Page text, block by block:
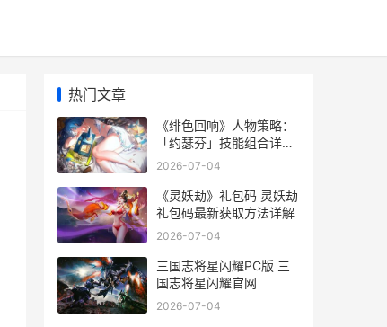
热门文章
《绯色回响》人物策略：
「约瑟芬」技能组合详细
解答 绯色百科
2026-07-04
《灵妖劫》礼包码 灵妖劫
礼包码最新获取方法详解
2026-07-04
三国志将星闪耀PC版 三
国志将星闪耀官网
2026-07-04